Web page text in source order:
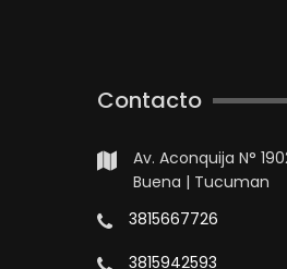
Contacto
Av. Aconquija N°
Buena | Tucuman
3815667726
3815942593